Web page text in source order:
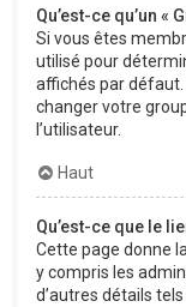
Qu’est-ce qu’un «
Si vous êtes
utilisé pour
affichés par
changer votre
l’utilisateur.
Haut
Qu’est-ce que le
Cette page donne
y compris les
d’autres détails